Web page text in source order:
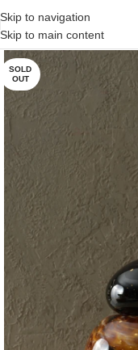
Skip to navigation
Skip to main content
SOLD
OUT